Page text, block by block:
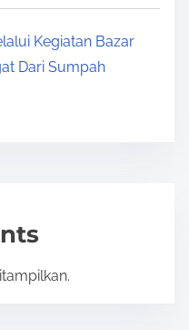
Kegiatan Bazar
Dari Sumpah